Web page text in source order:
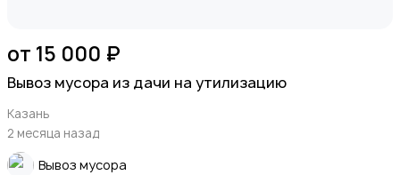
от 15 000 ₽
Вывоз мусора из дачи на утилизацию
Казань
2 месяца назад
Вывоз мусора